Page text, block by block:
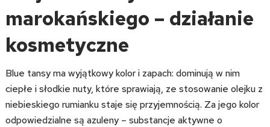
marokańskiego – działanie
kosmetyczne
Blue tansy ma wyjątkowy kolor i zapach: dominują w nim
ciepłe i słodkie nuty, które sprawiają, ze stosowanie olejku z
niebieskiego rumianku staje się przyjemnością. Za jego kolor
odpowiedzialne są azuleny – substancje aktywne o